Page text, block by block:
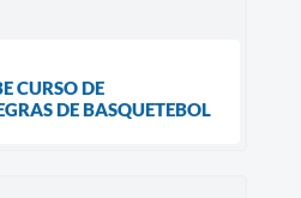
CURSO DE
DE BASQUETEBOL